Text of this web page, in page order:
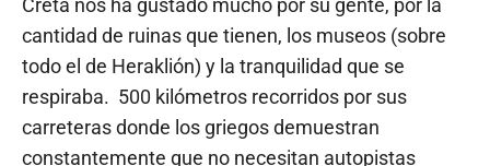
Creta nos ha gustado mucho por su gente, por la
cantidad de ruinas que tienen, los museos (sobre
todo el de Heraklión) y la tranquilidad que se
respiraba. 500 kilómetros recorridos por sus
carreteras donde los griegos demuestran
constantemente que no necesitan autopistas